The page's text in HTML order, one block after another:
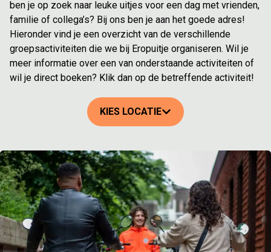
ben je op zoek naar leuke uitjes voor een dag met vrienden,
familie of collega’s? Bij ons ben je aan het goede adres!
Hieronder vind je een overzicht van de verschillende
groepsactiviteiten die we bij Eropuitje organiseren. Wil je
meer informatie over een van onderstaande activiteiten of
wil je direct boeken? Klik dan op de betreffende activiteit!
KIES LOCATIE